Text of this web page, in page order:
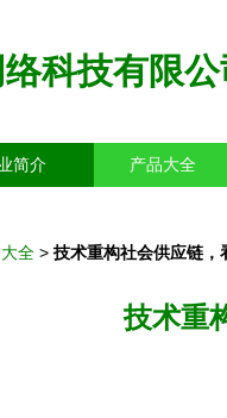
科技有限公
简介 产品大全
全 > 技术重构社会供应链，
技术重